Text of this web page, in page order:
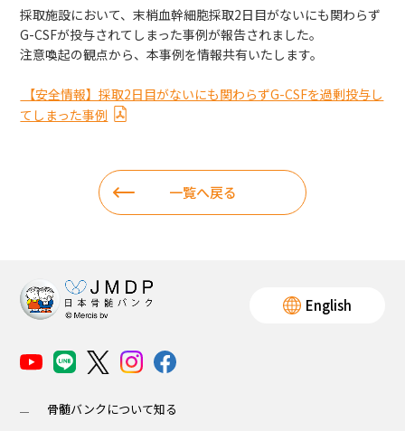
医師の方へ
ボランティア活動
法人情報
採取施設において、末梢血幹細胞採取2日目がないにも関わらず
G-CSFが投与されてしまった事例が報告されました。
注意喚起の観点から、本事例を情報共有いたします。
【安全情報】採取2日目がないにも関わらずG-CSFを過剰投与し
てしまった事例
一覧へ戻る
English
骨髄バンクについて知る